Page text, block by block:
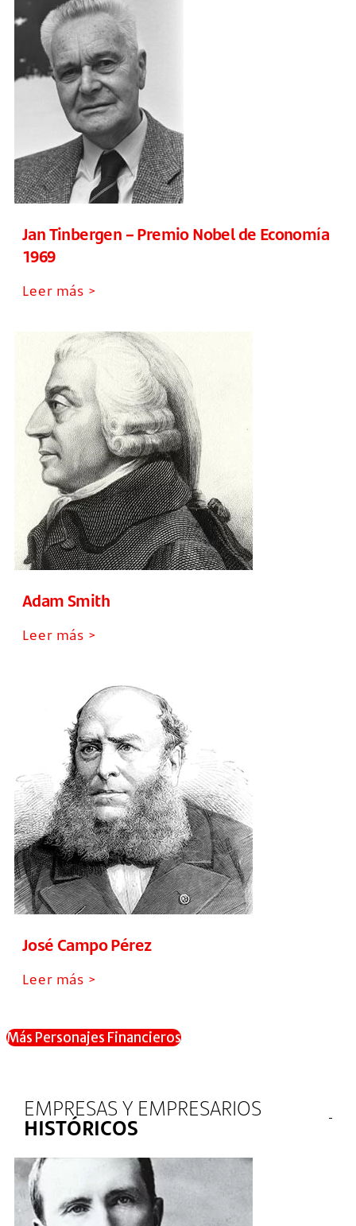
Jan Tinbergen – Premio Nobel de Economía
1969
Leer más >
Adam Smith
Leer más >
José Campo Pérez
Leer más >
Más Personajes Financieros
EMPRESAS Y EMPRESARIOS
HISTÓRICOS